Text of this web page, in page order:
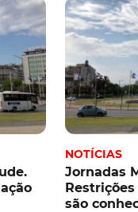
NOTÍCIAS
Jornadas
são